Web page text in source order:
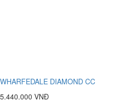
WHARFEDALE DIAMOND CC
5.440.000 VNĐ